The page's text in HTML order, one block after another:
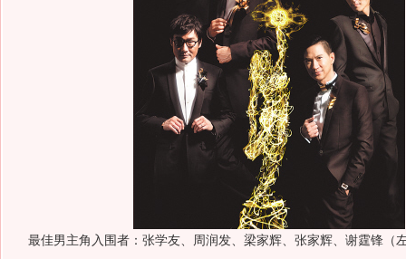
最佳男主角入围者：张学友、周润发、梁家辉、张家辉、谢霆锋（